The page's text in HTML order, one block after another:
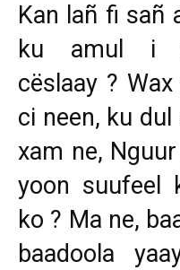
Kan lañ fi sañ
ku amul i
cëslaay ?
ci neen, ku
xam ne,
yoon suufeel
ko ? Ma ne,
baadoola